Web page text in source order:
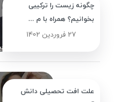
چگونه زیست را ترکیبی
بخوانیم؟ همراه با م ...
27 فروردین 1402
علت افت تحصیلی دانش